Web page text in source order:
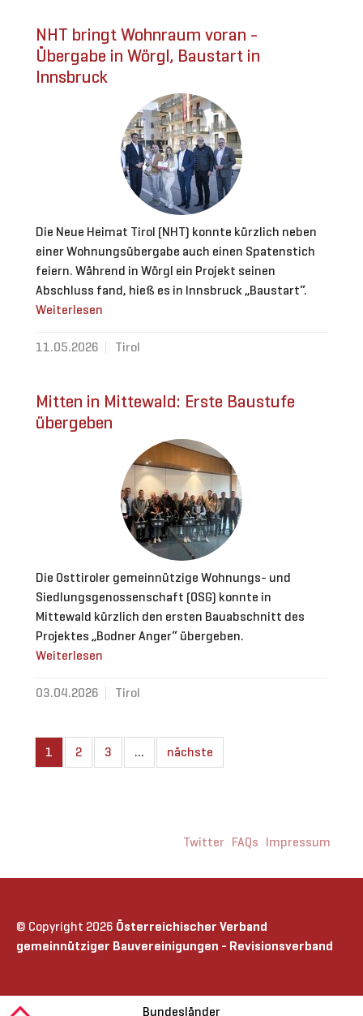
NHT bringt Wohnraum voran -
Übergabe in Wörgl, Baustart in
Innsbruck
Die Neue Heimat Tirol (NHT) konnte kürzlich neben
einer Wohnungsübergabe auch einen Spatenstich
feiern. Während in Wörgl ein Projekt seinen
Abschluss fand, hieß es in Innsbruck „Baustart“.
Weiterlesen
11.05.2026 Tirol
Mitten in Mittewald: Erste Baustufe
übergeben
Die Osttiroler gemeinnützige Wohnungs- und
Siedlungsgenossenschaft (OSG) konnte in
Mittewald kürzlich den ersten Bauabschnitt des
Projektes „Bodner Anger“ übergeben.
Weiterlesen
03.04.2026 Tirol
1 2 3 … nächste
Twitter FAQs Impressum
© Copyright 2026 Österreichischer Verband
gemeinnütziger Bauvereinigungen - Revisionsverband